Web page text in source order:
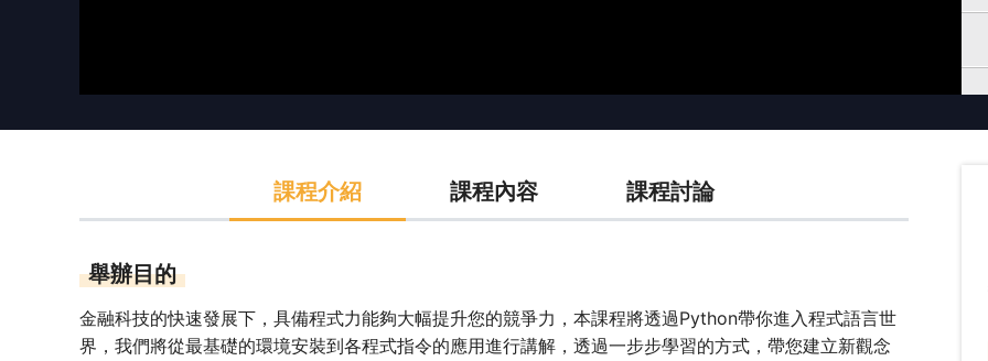
課程介紹 課程內容 課程討論
舉辦目的
金融科技的快速發展下，具備程式力能夠大幅提升您的競爭力，本課程將透過Python帶你進入程式語言世
界，我們將從最基礎的環境安裝到各程式指令的應用進行講解，透過一步步學習的方式，帶您建立新觀念